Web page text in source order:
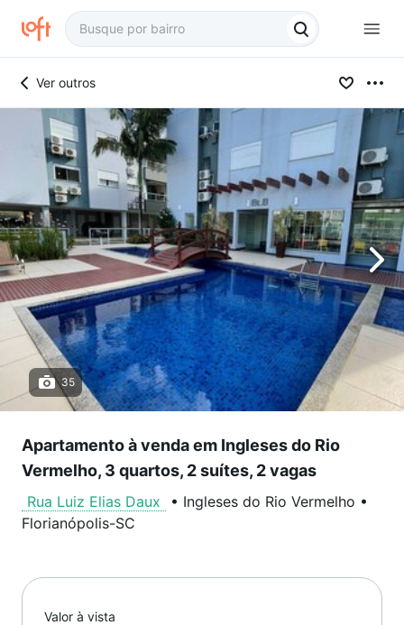
Ver outros
35
Apartamento à venda em Ingleses do Rio
Vermelho, 3 quartos, 2 suítes, 2 vagas
Rua Luiz Elias Daux • Ingleses do Rio Vermelho •
Florianópolis-SC
Valor à vista